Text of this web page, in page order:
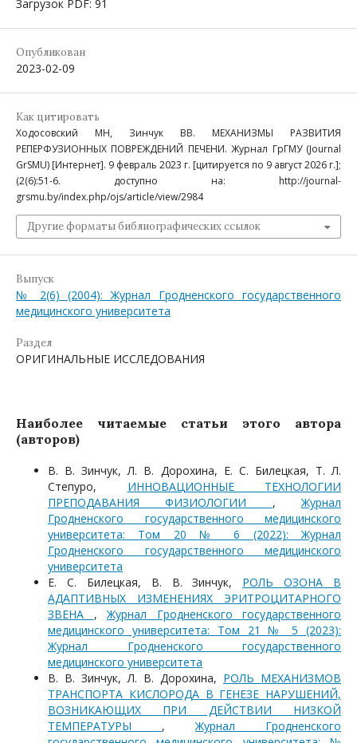
Загрузок PDF: 91
Опубликован
2023-02-09
Как цитировать
Ходосовский МН, Зинчук ВВ. МЕХАНИЗМЫ РАЗВИТИЯ
РЕПЕРФУЗИОННЫХ ПОВРЕЖДЕНИЙ ПЕЧЕНИ. Журнал ГрГМУ (Journal
GrSMU) [Интернет]. 9 февраль 2023 г. [цитируется по 9 август 2026 г.];
(2(6):51-6. доступно на: http://journal-
grsmu.by/index.php/ojs/article/view/2984
Другие форматы библиографических ссылок
Выпуск
№ 2(6) (2004): Журнал Гродненского государственного
медицинского университета
Раздел
ОРИГИНАЛЬНЫЕ ИССЛЕДОВАНИЯ
Наиболее читаемые статьи этого автора
(авторов)
В. В. Зинчук, Л. В. Дорохина, Е. С. Билецкая, Т. Л.
Степуро, ИННОВАЦИОННЫЕ ТЕХНОЛОГИИ
ПРЕПОДАВАНИЯ ФИЗИОЛОГИИ ,Журнал
Гродненского государственного медицинского
университета: Том 20 № 6 (2022): Журнал
Гродненского государственного медицинского
университета
Е. С. Билецкая, В. В. Зинчук, РОЛЬ ОЗОНА В
АДАПТИВНЫХ ИЗМЕНЕНИЯХ ЭРИТРОЦИТАРНОГО
ЗВЕНА , Журнал Гродненского государственного
медицинского университета: Том 21 № 5 (2023):
Журнал Гродненского государственного
медицинского университета
В. В. Зинчук, Л. В. Дорохина, РОЛЬ МЕХАНИЗМОВ
ТРАНСПОРТА КИСЛОРОДА В ГЕНЕЗЕ НАРУШЕНИЙ,
ВОЗНИКАЮЩИХ ПРИ ДЕЙСТВИИ НИЗКОЙ
ТЕМПЕРАТУРЫ , Журнал Гродненского